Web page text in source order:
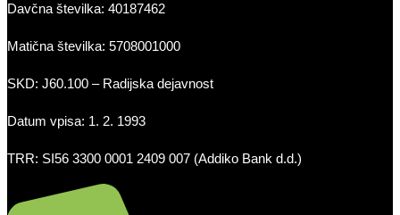
Davčna številka: 40187462
Matična številka: 5708001000
SKD: J60.100 – Radijska dejavnost
Datum vpisa: 1. 2. 1993
TRR: SI56 3300 0001 2409 007 (Addiko Bank d.d.)